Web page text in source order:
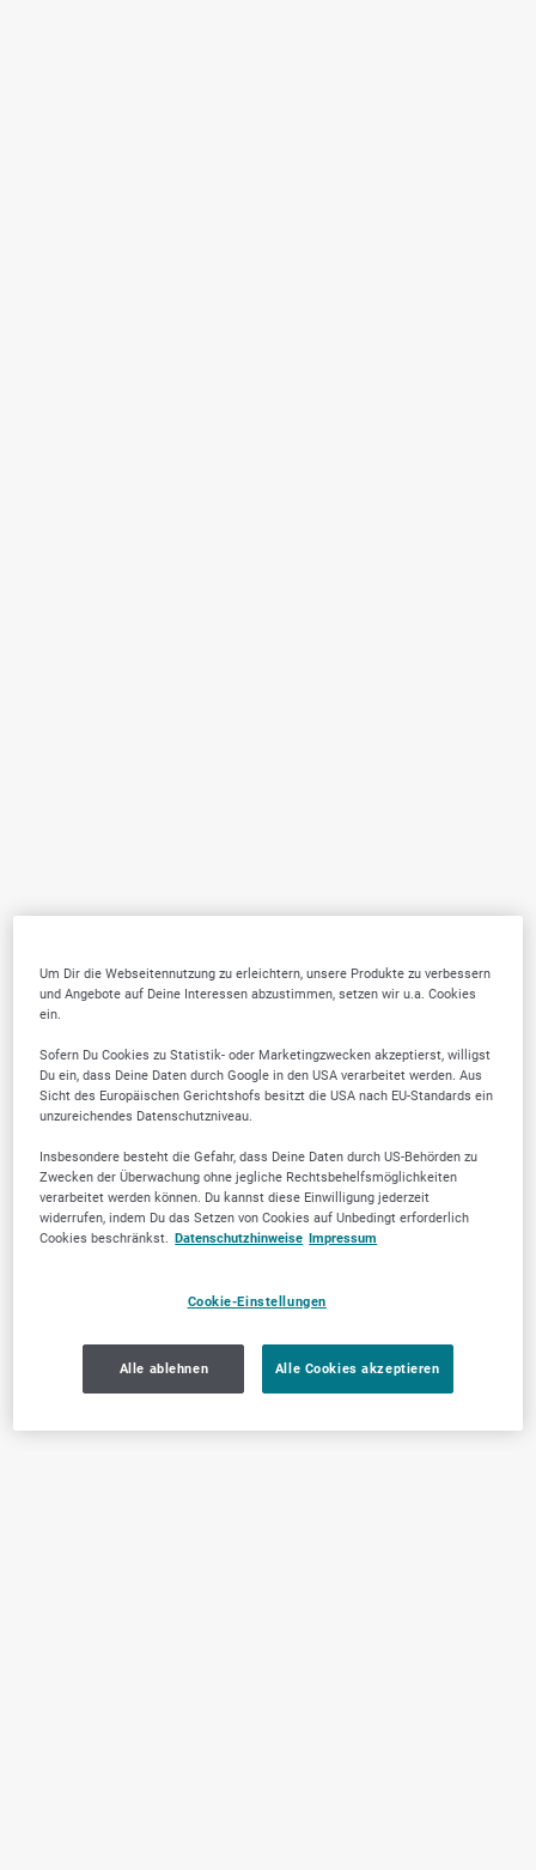
Um Dir die Webseitennutzung zu erleichtern, unsere Produkte zu verbessern
und Angebote auf Deine Interessen abzustimmen, setzen wir u.a. Cookies
ein.
Sofern Du Cookies zu Statistik- oder Marketingzwecken akzeptierst, willigst
Du ein, dass Deine Daten durch Google in den USA verarbeitet werden. Aus
Sicht des Europäischen Gerichtshofs besitzt die USA nach EU-Standards ein
unzureichendes Datenschutzniveau.
Insbesondere besteht die Gefahr, dass Deine Daten durch US-Behörden zu
Zwecken der Überwachung ohne jegliche Rechtsbehelfsmöglichkeiten
verarbeitet werden können. Du kannst diese Einwilligung jederzeit
widerrufen, indem Du das Setzen von Cookies auf Unbedingt erforderlich
Cookies beschränkst. Datenschutzhinweise Impressum
Cookie-Einstellungen
Alle ablehnen Alle Cookies akzeptieren